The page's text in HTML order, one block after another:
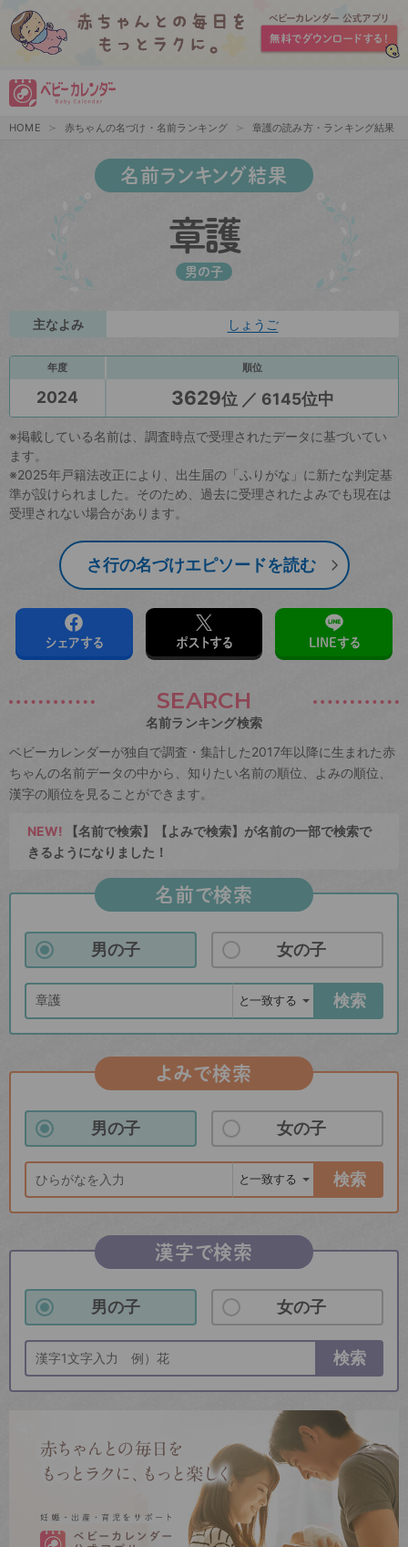
HOME 赤ちゃんの名づけ・名前ランキング 章護の読み方・ランキング結果
名前ランキング結果
章護
男の子
主なよみ しょうご
年度 順位
2024 3629位 ／ 6145位中
※掲載している名前は、調査時点で受理されたデータに基づいてい
ます。
※2025年戸籍法改正により、出生届の「ふりがな」に新たな判定基
準が設けられました。そのため、過去に受理されたよみでも現在は
受理されない場合があります。
さ行の名づけエピソードを読む
シェアする ポストする LINEする
SEARCH
名前ランキング検索
ベビーカレンダーが独自で調査・集計した2017年以降に生まれた赤
ちゃんの名前データの中から、知りたい名前の順位、よみの順位、
漢字の順位を見ることができます。
NEW! 【名前で検索】【よみで検索】が名前の一部で検索で
きるようになりました！
名前で検索
男の子 女の子
検索
よみで検索
男の子 女の子
検索
漢字で検索
男の子 女の子
検索